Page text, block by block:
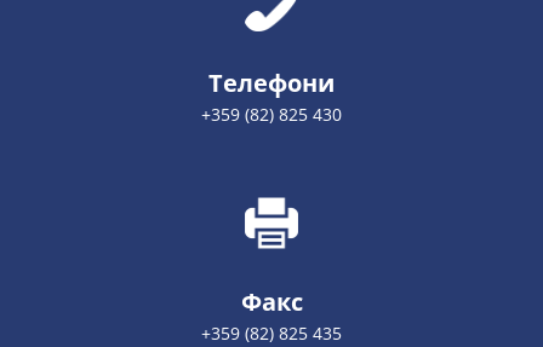
Телефони
+359 (82) 825 430
Факс
+359 (82) 825 435